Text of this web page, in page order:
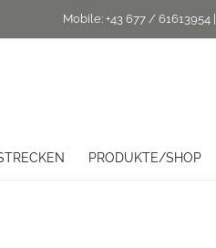
Mobile: +43 677 / 61613954
PRODUKTE/SHOP